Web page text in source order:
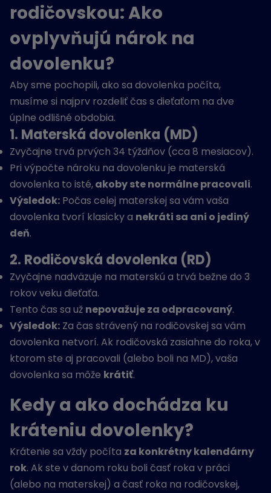
rodičovskou: Ako
ovplyvňujú nárok na
dovolenku?
Aby sme pochopili, ako sa dovolenka počíta,
musíme si najprv rozdeliť čas s dieťaťom na dve
úplne odlišné obdobia.
1. Materská dovolenka (MD)
Zvyčajne trvá prvých 34 týždňov (cca 8 mesiacov).
Pri výpočte nároku na dovolenku je materská
dovolenka to isté,akoby ste normálne pracovali.
Výsledok: Počas celej materskej sa vám vaša
dovolenka tvorí klasicky a nekráti sa ani o jediný
deň.
2. Rodičovská dovolenka (RD)
Zvyčajne nadväzuje na materskú a trvá bežne do 3
rokov veku dieťaťa.
Tento čas sa už nepovažuje za odpracovaný.
Výsledok: Za čas strávený na rodičovskej sa vám
dovolenka netvorí. Ak rodičovská zasiahne do roka, v
ktorom ste aj pracovali (alebo boli na MD), vaša
dovolenka sa môže krátiť.
Kedy a ako dochádza ku
kráteniu dovolenky?
Krátenie sa vždy počíta za konkrétny kalendárny
rok. Ak ste v danom roku boli časť roka v práci
(alebo na materskej) a časť roka na rodičovskej,